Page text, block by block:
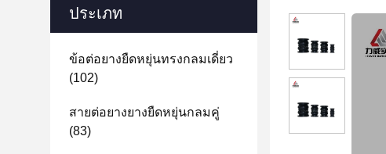
ประเภท
ข้อต่อยางยืดหยุ่นทรงกลมเดี่ยว
(102)
สายต่อยางยางยืดหยุ่นกลมคู่
(83)